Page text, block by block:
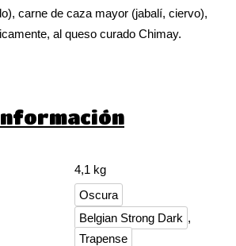
carne de caza mayor (jabalí, ciervo),
al queso curado Chimay.
4,1 kg
Oscura
Belgian Strong Dark ,
Trapense